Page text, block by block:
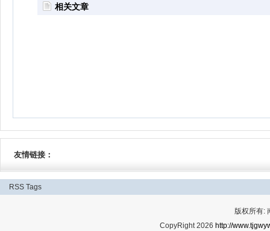
相关文章
友情链接：
RSS Tags
版权所有:
CopyRight 2026 http://